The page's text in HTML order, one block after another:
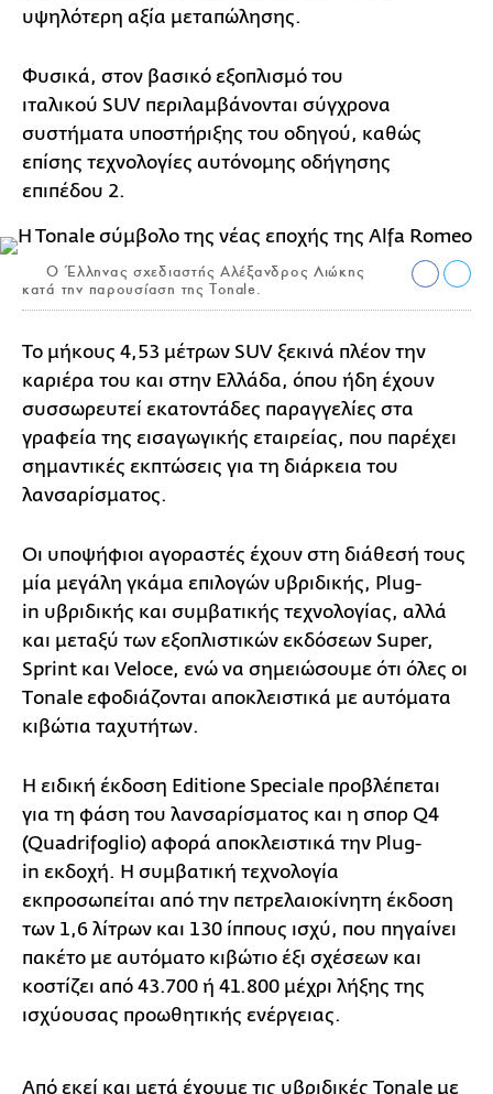
υψηλότερη αξία μεταπώλησης.
Φυσικά, στον βασικό εξοπλισμό του
ιταλικού SUV περιλαμβάνονται σύγχρονα
συστήματα υποστήριξης του οδηγού, καθώς
επίσης τεχνολογίες αυτόνομης οδήγησης
επιπέδου 2.
Ο Έλληνας σχεδιαστής Αλέξανδρος Λιώκης
κατά την παρουσίαση της Tonale.
Το μήκους 4,53 μέτρων SUV ξεκινά πλέον την
καριέρα του και στην Ελλάδα, όπου ήδη έχουν
συσσωρευτεί εκατοντάδες παραγγελίες στα
γραφεία της εισαγωγικής εταιρείας, που παρέχει
σημαντικές εκπτώσεις για τη διάρκεια του
λανσαρίσματος.
Οι υποψήφιοι αγοραστές έχουν στη διάθεσή τους
μία μεγάλη γκάμα επιλογών υβριδικής, Plug-
in υβριδικής και συμβατικής τεχνολογίας, αλλά
και μεταξύ των εξοπλιστικών εκδόσεων Super,
Sprint και Veloce, ενώ να σημειώσουμε ότι όλες οι
Τonale εφοδιάζονται αποκλειστικά με αυτόματα
κιβώτια ταχυτήτων.
Η ειδική έκδοση Editione Speciale προβλέπεται
για τη φάση του λανσαρίσματος και η σπορ Q4
(Quadrifoglio) αφορά αποκλειστικά την Plug-
in εκδοχή. Η συμβατική τεχνολογία
εκπροσωπείται από την πετρελαιοκίνητη έκδοση
των 1,6 λίτρων και 130 ίππους ισχύ, που πηγαίνει
πακέτο με αυτόματο κιβώτιο έξι σχέσεων και
κοστίζει από 43.700 ή 41.800 μέχρι λήξης της
ισχύουσας προωθητικής ενέργειας.
Από εκεί και μετά έχουμε τις υβριδικές Tonale με